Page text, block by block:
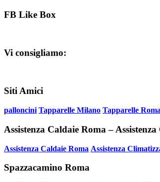
FB Like Box
Vi consigliamo:
Siti Amici
palloncini Tapparelle Milano Tapparelle Roma
Assistenza Caldaie Roma –
Assistenza Caldaie Roma Assistenza
Spazzacamino Roma